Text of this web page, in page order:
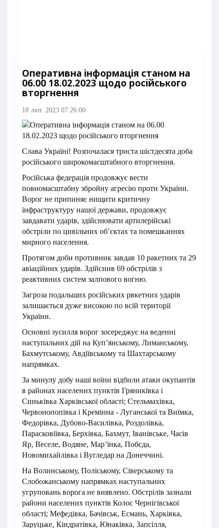
Оперативна інформація станом на
06.00 18.02.2023 щодо російського
вторгнення
18 лют. 2023 07:26:00
Слава Україні! Розпочалася триста шістдесята доба
російського широкомасштабного вторгнення.
Російська федерація продовжує вести
повномасштабну збройну агресію проти України.
Ворог не припиняє нищити критичну
інфраструктуру нашої держави, продовжує
завдавати ударів, здійснювати артилерійські
обстріли по цивільних об’єктах та помешканнях
мирного населення.
Протягом доби противник завдав 10 ракетних та 29
авіаційних ударів. Здійснив 69 обстрілів з
реактивних систем залпового вогню.
Загроза подальших російських рвкетних ударів
залишається дуже високою по всій території
України.
Основні зусилля ворог зосереджує на веденні
наступальних дій на Куп’янському, Лиманському,
Бахмутському, Авдіївському та Шахтарському
напрямках.
За минулу добу наші воїни відбили атаки окупантів
в районах населених пунктів Гряниківка і
Синьківка Харківської області; Стельмахівка,
Червонопопівка і Кремінна - Луганської та Виїмка,
Федорівка, Дубово-Василівка, Роздолівка,
Парасковіївка, Берхівка, Бахмут, Іванівське, Часів
Яр, Веселе, Водяне, Мар’їнка, Побєда,
Новомихайлівка і Вугледар на Донеччині.
На Волинському, Поліському, Сіверському та
Слобожанському напрямках наступальних
угруповань ворога не виявлено. Обстрілів зазнали
райони населених пунктів Колос Чернігівської
області; Мефедівка, Бачівськ, Есмань, Харківка,
Заруцьке, Кіндратівка, Юнаківка, Запсілля,